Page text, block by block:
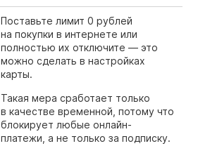
Поставьте лимит 0 рублей
на покупки в интернете или
полностью их отключите — это
можно сделать в настройках
карты.
Такая мера сработает только
в качестве временной, потому что
блокирует любые онлайн-
платежи, а не только за подписку.